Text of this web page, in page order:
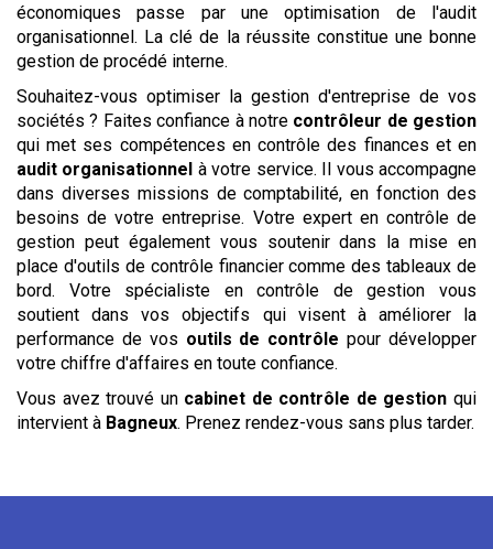
économiques passe par une optimisation de l'audit
organisationnel. La clé de la réussite constitue une bonne
gestion de procédé interne.
Souhaitez-vous optimiser la gestion d'entreprise de vos
sociétés ? Faites confiance à notre contrôleur de gestion
qui met ses compétences en contrôle des finances et en
audit organisationnel à votre service. Il vous accompagne
dans diverses missions de comptabilité, en fonction des
besoins de votre entreprise. Votre expert en contrôle de
gestion peut également vous soutenir dans la mise en
place d'outils de contrôle financier comme des tableaux de
bord. Votre spécialiste en contrôle de gestion vous
soutient dans vos objectifs qui visent à améliorer la
performance de vos outils de contrôle pour développer
votre chiffre d'affaires en toute confiance.
Vous avez trouvé un cabinet de contrôle de gestion qui
intervient à Bagneux. Prenez rendez-vous sans plus tarder.